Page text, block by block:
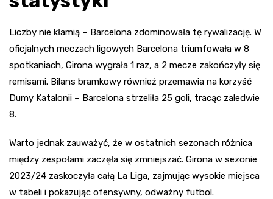
Liczby nie kłamią – Barcelona zdominowała tę rywalizację. W
oficjalnych meczach ligowych Barcelona triumfowała w 8
spotkaniach, Girona wygrała 1 raz, a 2 mecze zakończyły się
remisami. Bilans bramkowy również przemawia na korzyść
Dumy Katalonii – Barcelona strzeliła 25 goli, tracąc zaledwie
8.
Warto jednak zauważyć, że w ostatnich sezonach różnica
między zespołami zaczęła się zmniejszać. Girona w sezonie
2023/24 zaskoczyła całą La Liga, zajmując wysokie miejsca
w tabeli i pokazując ofensywny, odważny futbol.